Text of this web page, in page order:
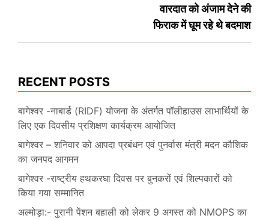
वारदात को अंजाम देने की
फिराक में घूम रहे थे बदमाश
RECENT POSTS
बागेश्वर -नाबार्ड (RIDF) योजना के अंतर्गत पॉलीहाउस लाभार्थियों के
लिए एक दिवसीय प्रशिक्षण कार्यक्रम आयोजित
बागेश्वर – शनिवार को आपदा प्रबंधन एवं पुनर्वास मंत्री मदन कौशिक
का जनपद आगमन
बागेश्वर -राष्ट्रीय हथकरघा दिवस पर बुनकरों एवं शिल्पकारों को
किया गया सम्मानित
अल्मोड़ा:- पुरानी पेंशन बहाली को लेकर 9 अगस्त को NMOPS का